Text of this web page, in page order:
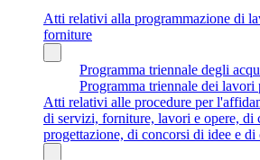
Atti relativi alla programmazione di
forniture
Programma triennale degli
Programma triennale dei lavori
Atti relativi alle procedure per
di servizi, forniture, lavori e opere, di
progettazione, di concorsi di idee e di